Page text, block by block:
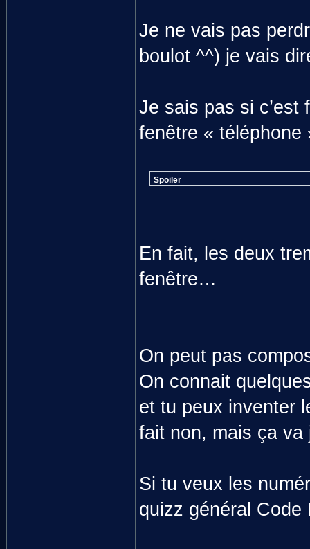
Je ne vais pas
boulot ^^) je vais
Je sais pas si
fenêtre « téléphone
Spoiler
En fait, les deux
fenêtre…
On peut pas
On connait
et tu peux inventer
fait non, mais ça
Si tu veux les
quizz général Code